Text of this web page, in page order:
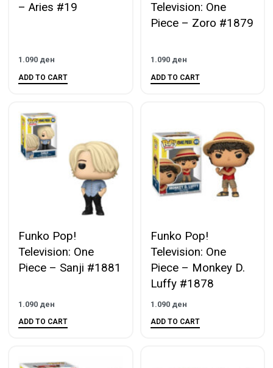
– Aries #19
1.090 ден
ADD TO CART
Television: One
Piece – Zoro #1879
1.090 ден
ADD TO CART
Funko Pop!
Television: One
Piece – Sanji #1881
1.090 ден
ADD TO CART
Funko Pop!
Television: One
Piece – Monkey D.
Luffy #1878
1.090 ден
ADD TO CART